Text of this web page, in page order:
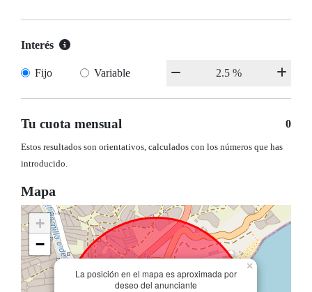
Interés
Fijo Variable
Tu cuota mensual 0
Estos resultados son orientativos, calculados con los números que has
introducido.
Mapa
La posición en el mapa es aproximada por
deseo del anunciante
×
+
−